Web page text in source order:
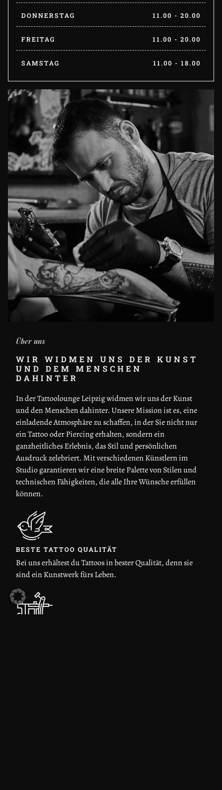
Über uns
WIR WIDMEN UNS DER KUNST
UND DEM MENSCHEN
DAHINTER
In der Tattoolounge Leipzig widmen wir uns der Kunst
und den Menschen dahinter. Unsere Mission ist es, eine
einladende Atmosphäre zu schaffen, in der Sie nicht nur
ein Tattoo oder Piercing erhalten, sondern ein
ganzheitliches Erlebnis, das Stil und persönlichen
Ausdruck zelebriert. Mit verschiedenen Künstlern im
Studio garantieren wir eine breite Palette von Stilen und
technischen Fähigkeiten, die alle Ihre Wünsche erfüllen
können.
BESTE TATTOO QUALITÄT
Bei uns erhältest du Tattoos in bester Qualität, denn sie
sind ein Kunstwerk fürs Leben.
DONNERSTAG 11.00 - 20.00
FREITAG 11.00 - 20.00
SAMSTAG 11.00 - 18.00